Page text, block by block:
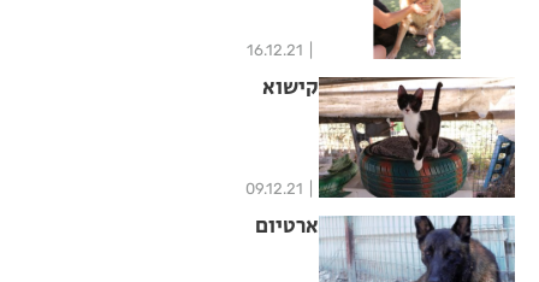
16.12.21
קישוא
09.12.21
ארטיום